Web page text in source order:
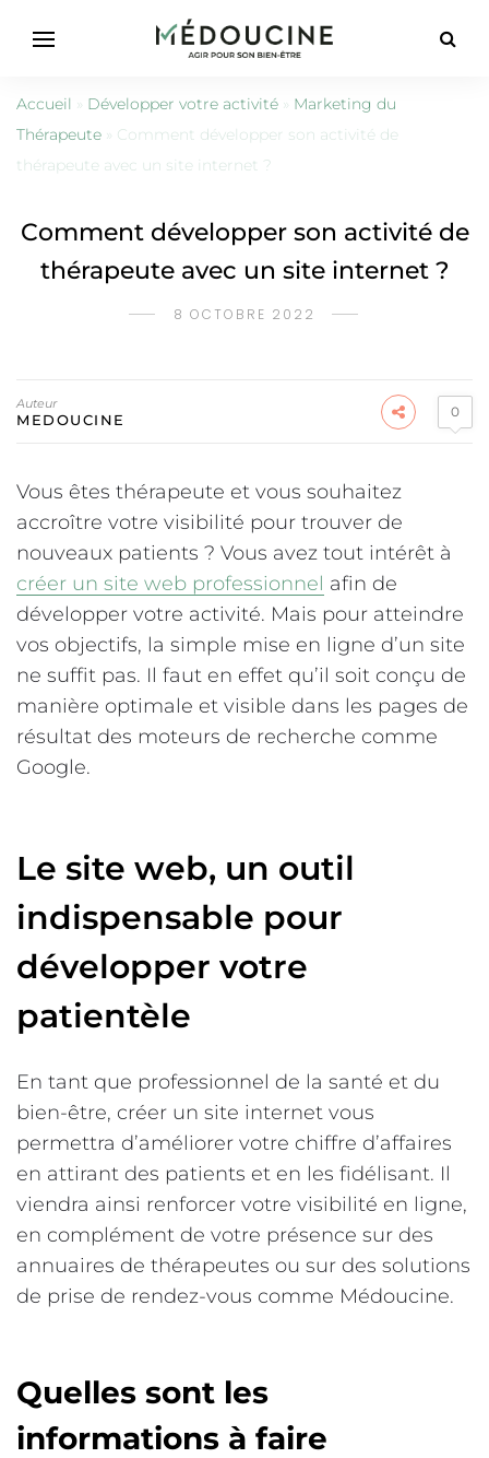
Accueil » Développer votre activité » Marketing du
Thérapeute » Comment développer son activité de
thérapeute avec un site internet ?
Comment développer son activité de
thérapeute avec un site internet ?
8 OCTOBRE 2022
Auteur
MEDOUCINE 0
Vous êtes thérapeute et vous souhaitez
accroître votre visibilité pour trouver de
nouveaux patients ? Vous avez tout intérêt à
créer un site web professionnel afin de
développer votre activité. Mais pour atteindre
vos objectifs, la simple mise en ligne d’un site
ne suffit pas. Il faut en effet qu’il soit conçu de
manière optimale et visible dans les pages de
résultat des moteurs de recherche comme
Google.
Le site web, un outil
indispensable pour
développer votre
patientèle
En tant que professionnel de la santé et du
bien-être, créer un site internet vous
permettra d’améliorer votre chiffre d’affaires
en attirant des patients et en les fidélisant. Il
viendra ainsi renforcer votre visibilité en ligne,
en complément de votre présence sur des
annuaires de thérapeutes ou sur des solutions
de prise de rendez-vous comme Médoucine.
Quelles sont les
informations à faire